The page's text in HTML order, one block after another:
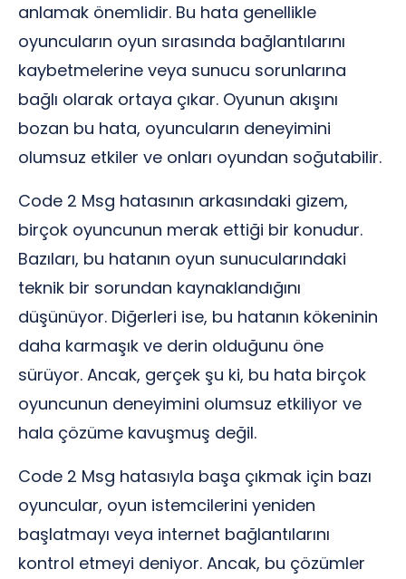
anlamak önemlidir. Bu hata genellikle
oyuncuların oyun sırasında bağlantılarını
kaybetmelerine veya sunucu sorunlarına
bağlı olarak ortaya çıkar. Oyunun akışını
bozan bu hata, oyuncuların deneyimini
olumsuz etkiler ve onları oyundan soğutabilir.
Code 2 Msg hatasının arkasındaki gizem,
birçok oyuncunun merak ettiği bir konudur.
Bazıları, bu hatanın oyun sunucularındaki
teknik bir sorundan kaynaklandığını
düşünüyor. Diğerleri ise, bu hatanın kökeninin
daha karmaşık ve derin olduğunu öne
sürüyor. Ancak, gerçek şu ki, bu hata birçok
oyuncunun deneyimini olumsuz etkiliyor ve
hala çözüme kavuşmuş değil.
Code 2 Msg hatasıyla başa çıkmak için bazı
oyuncular, oyun istemcilerini yeniden
başlatmayı veya internet bağlantılarını
kontrol etmeyi deniyor. Ancak, bu çözümler